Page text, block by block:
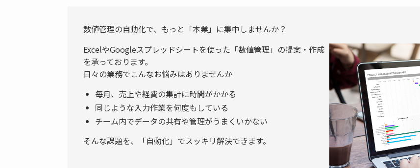
数値管理の自動化で、もっと「本業」に集中しませんか？
ExcelやGoogleスプレッドシートを使った「数値管理」の提案・作成
を承っております。
日々の業務でこんなお悩みはありませんか
毎月、売上や経費の集計に時間がかかる
同じような入力作業を何度もしている
チーム内でデータの共有や管理がうまくいかない
そんな課題を、「自動化」でスッキリ解決できます。